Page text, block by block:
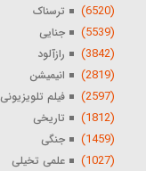
(6520) ترسناک
(5539) جنایی
(3842) رازآلود
(2819) انیمیشن
(2597) فیلم تلویزیونی
(1812) تاریخی
(1459) جنگی
(1027) علمی تخیلی